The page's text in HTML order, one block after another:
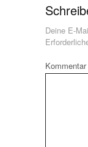
Deine E-
Kommentar